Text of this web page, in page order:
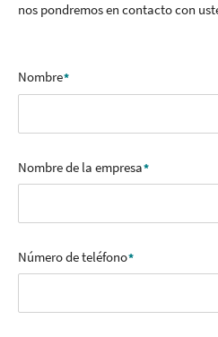
nos pondremos en contacto con
Nombre
Nombre de la empresa
Número de teléfono